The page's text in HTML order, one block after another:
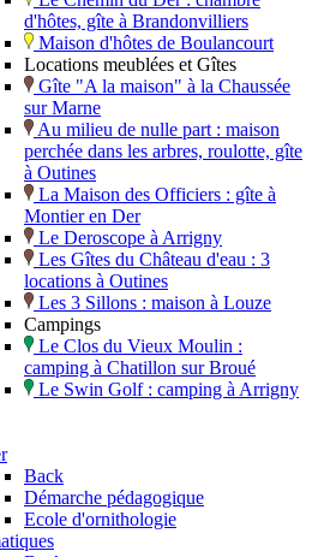
d'hôtes, gîte à Brandonvilliers
Maison d'hôtes de Boulancourt
Locations meublées et Gîtes
Gîte "A la maison" à la Chaussée
sur Marne
Au milieu de nulle part : maison
perchée dans les arbres, roulotte, gîte
à Outines
La Maison des Officiers : gîte à
Montier en Der
Le Deroscope à Arrigny
Les Gîtes du Château d'eau : 3
locations à Outines
Les 3 Sillons : maison à Louze
Campings
Le Clos du Vieux Moulin :
camping à Chatillon sur Broué
Le Swin Golf : camping à Arrigny
Back
Démarche pédagogique
Ecole d'ornithologie